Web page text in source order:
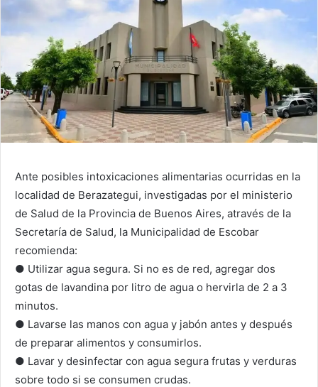
Ante posibles intoxicaciones alimentarias ocurridas en la
localidad de Berazategui, investigadas por el ministerio
de Salud de la Provincia de Buenos Aires, através de la
Secretaría de Salud, la Municipalidad de Escobar
recomienda:
● Utilizar agua segura. Si no es de red, agregar dos
gotas de lavandina por litro de agua o hervirla de 2 a 3
minutos.
● Lavarse las manos con agua y jabón antes y después
de preparar alimentos y consumirlos.
● Lavar y desinfectar con agua segura frutas y verduras
sobre todo si se consumen crudas.